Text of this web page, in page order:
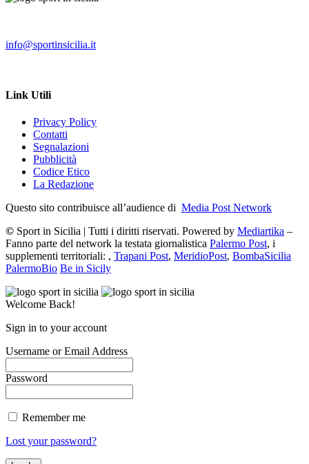
info@sportinsicilia.it
Link Utili
Privacy Policy
Contatti
Segnalazioni
Pubblicità
Codice Etico
La Redazione
Questo sito contribuisce all’audience di Media Post Network
© Sport in Sicilia | Tutti i diritti riservati. Powered by Mediartika –
Fanno parte del network la testata giornalistica Palermo Post, i
supplementi territoriali: , Trapani Post, MeridioPost, BombaSicilia
PalermoBio Be in Sicily
Welcome Back!
Sign in to your account
Username or Email Address
Password
Remember me
Lost your password?